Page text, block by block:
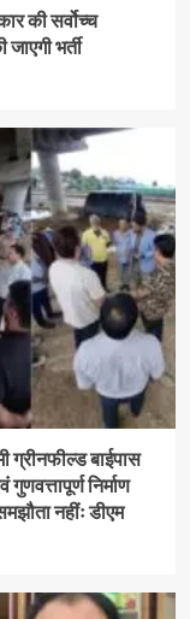
की सर्वोच्च
भर्ती
ग्रीनफील्ड बाईपास
निर्माण
नहींः डीएम